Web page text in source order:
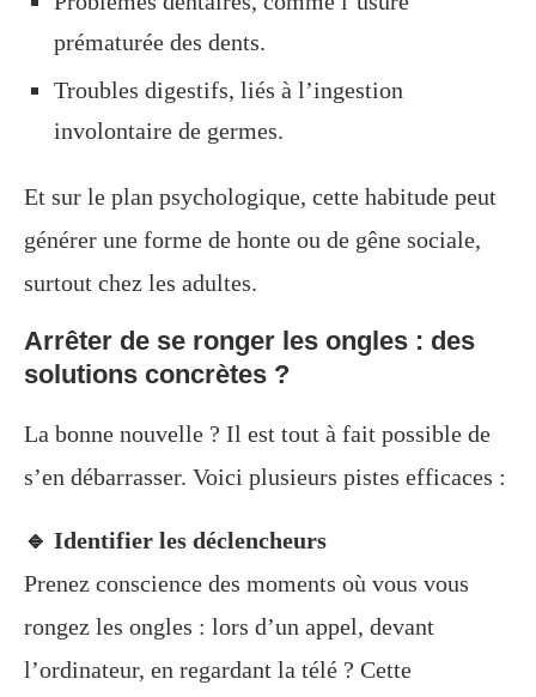
prématurée des dents.
Troubles digestifs, liés à l’ingestion
involontaire de germes.
Et sur le plan psychologique, cette habitude peut
générer une forme de honte ou de gêne sociale,
surtout chez les adultes.
Arrêter de se ronger les ongles : des
solutions concrètes ?
La bonne nouvelle ? Il est tout à fait possible de
s’en débarrasser. Voici plusieurs pistes efficaces :
🔹 Identifier les déclencheurs
Prenez conscience des moments où vous vous
rongez les ongles : lors d’un appel, devant
l’ordinateur, en regardant la télé ? Cette